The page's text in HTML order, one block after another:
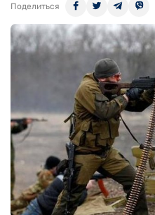
Поделиться